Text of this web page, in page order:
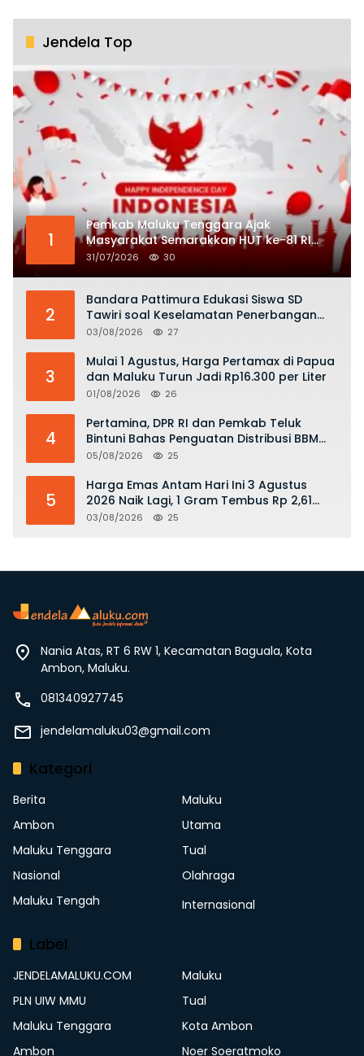
Jendela Top
1
Pemkab Maluku Tenggara Ajak
Masyarakat Semarakkan HUT ke-81 RI
dengan Semangat Nasionalisme
31/07/2026 30
2
Bandara Pattimura Edukasi Siswa SD
Tawiri soal Keselamatan Penerbangan
dan Bahaya Bermain Layang-layang di
03/08/2026 27
3
Mulai 1 Agustus, Harga Pertamax di Papua
dan Maluku Turun Jadi Rp16.300 per Liter
01/08/2026 26
4
Pertamina, DPR RI dan Pemkab Teluk
Bintuni Bahas Penguatan Distribusi BBM
dan LPG
05/08/2026 25
5
Harga Emas Antam Hari Ini 3 Agustus
2026 Naik Lagi, 1 Gram Tembus Rp 2,61
Juta
03/08/2026 25
Nania Atas, RT 6 RW 1, Kecamatan Baguala, Kota
Ambon, Maluku.
081340927745
jendelamaluku03@gmail.com
Kategori
Berita
Maluku
Ambon
Utama
Maluku Tenggara
Tual
Nasional
Olahraga
Maluku Tengah
Internasional
Label
JENDELAMALUKU.COM
Maluku
PLN UIW MMU
Tual
Maluku Tenggara
Kota Ambon
Ambon
Noer Soeratmoko